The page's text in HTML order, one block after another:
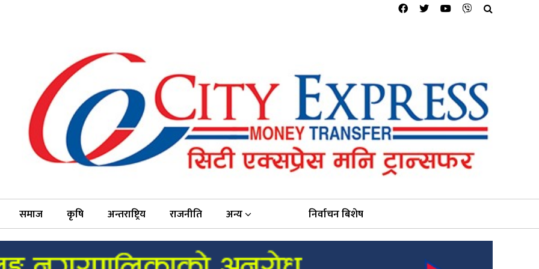
समाज कृषि अन्तराष्ट्रिय राजनीति अन्य निर्वाचन बिशेष